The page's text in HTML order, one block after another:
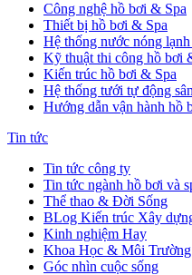
Công nghệ hồ bơi & Spa
Thiết bị hồ bơi & Spa
Hệ thống nước nóng
Kỹ thuật thi công hồ bơi
Kiến trúc hồ bơi & Spa
Hệ thống tưới tự động
Hướng dẫn vận hành hồ
Tin tức
Tin tức công ty
Tin tức ngành hồ bơi và
Thể thao & Đời Sống
BLog Kiến trúc Xây
Kinh nghiệm Hay
Khoa Học & Môi Trường
Góc nhìn cuộc sống